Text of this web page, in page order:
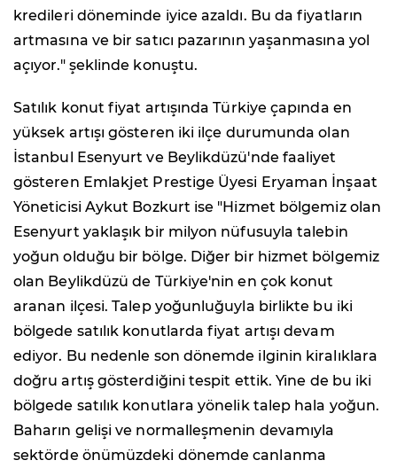
kredileri döneminde iyice azaldı. Bu da fiyatların
artmasına ve bir satıcı pazarının yaşanmasına yol
açıyor." şeklinde konuştu.
Satılık konut fiyat artışında Türkiye çapında en
yüksek artışı gösteren iki ilçe durumunda olan
İstanbul Esenyurt ve Beylikdüzü'nde faaliyet
gösteren Emlakjet Prestige Üyesi Eryaman İnşaat
Yöneticisi Aykut Bozkurt ise "Hizmet bölgemiz olan
Esenyurt yaklaşık bir milyon nüfusuyla talebin
yoğun olduğu bir bölge. Diğer bir hizmet bölgemiz
olan Beylikdüzü de Türkiye'nin en çok konut
aranan ilçesi. Talep yoğunluğuyla birlikte bu iki
bölgede satılık konutlarda fiyat artışı devam
ediyor. Bu nedenle son dönemde ilginin kiralıklara
doğru artış gösterdiğini tespit ettik. Yine de bu iki
bölgede satılık konutlara yönelik talep hala yoğun.
Baharın gelişi ve normalleşmenin devamıyla
sektörde önümüzdeki dönemde canlanma